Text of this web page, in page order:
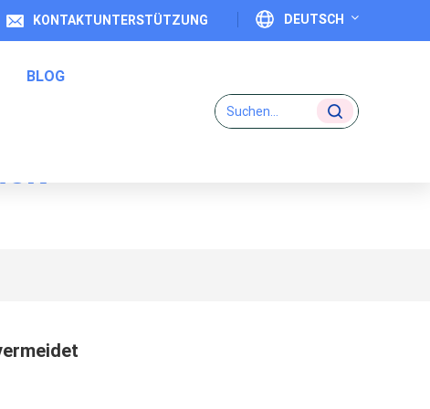
DEUTSCH
English
KONTAKTUNTERSTÜTZUNG
BLOG